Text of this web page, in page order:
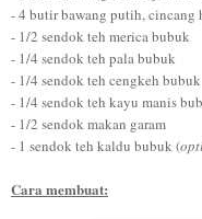
- 4 butir bawang putih, cincang
- 1/2 sendok teh merica bubuk
- 1/4 sendok teh pala bubuk
- 1/4 sendok teh cengkeh bubuk
- 1/4 sendok teh kayu manis
- 1/2 sendok makan garam
- 1 sendok teh kaldu bubuk (
Cara membuat: